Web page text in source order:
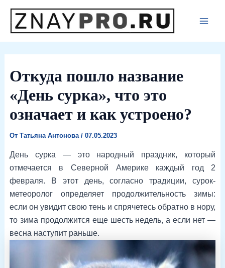
содержимому
Откуда пошло название
«День сурка», что это
означает и как устроено?
От Татьяна Антонова / 07.05.2023
День сурка — это народный праздник, который
отмечается в Северной Америке каждый год 2
февраля. В этот день, согласно традиции, сурок-
метеоролог определяет продолжительность зимы:
если он увидит свою тень и спрячетесь обратно в нору,
то зима продолжится еще шесть недель, а если нет —
весна наступит раньше.